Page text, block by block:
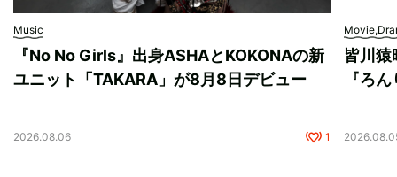
Music
『No No Girls』出身ASHAとKOKONAの新
ユニット「TAKARA」が8月8日デビュー
2026.08.06 1
皆川猿
『ろ